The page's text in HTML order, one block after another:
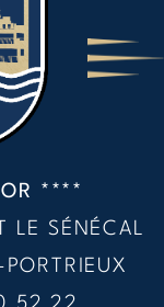
****
LE SÉNÉCAL